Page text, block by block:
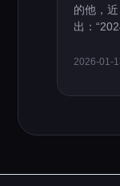
的他，
出：
2026-01-